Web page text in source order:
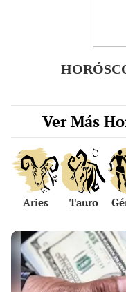
Ver Más
Aries Tauro